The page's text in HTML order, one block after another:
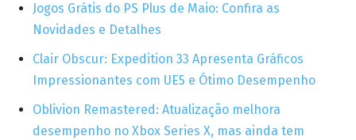
Jogos Grátis do PS Plus de Maio: Confira as
Novidades e Detalhes
Clair Obscur: Expedition 33 Apresenta Gráficos
Impressionantes com UE5 e Ótimo Desempenho
Oblivion Remastered: Atualização melhora
desempenho no Xbox Series X, mas ainda tem